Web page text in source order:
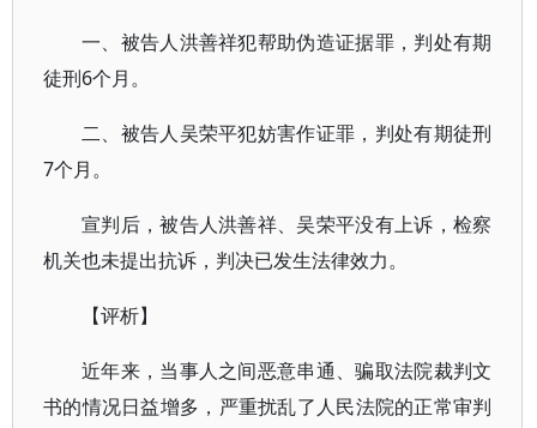
一、被告人洪善祥犯帮助伪造证据罪，判处有期
徒刑6个月。
二、被告人吴荣平犯妨害作证罪，判处有期徒刑
7个月。
宣判后，被告人洪善祥、吴荣平没有上诉，检察
机关也未提出抗诉，判决已发生法律效力。
【评析】
近年来，当事人之间恶意串通、骗取法院裁判文
书的情况日益增多，严重扰乱了人民法院的正常审判